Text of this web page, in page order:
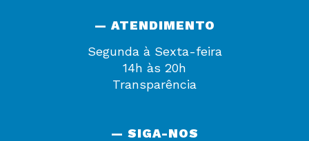
— ATENDIMENTO
Segunda à Sexta-feira
14h às 20h
Transparência
— SIGA-NOS